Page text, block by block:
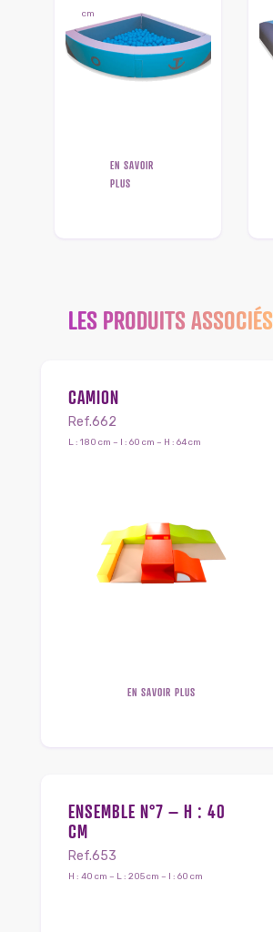
cm
EN SAVOIR
PLUS
LES PRODUITS ASSOCIÉS
CAMION
Ref.662
L : 180 cm – l : 60 cm – H : 64 cm
EN SAVOIR PLUS
ENSEMBLE N°7 – H : 40
CM
Ref.653
H : 40 cm – L : 205 cm – l : 60 cm